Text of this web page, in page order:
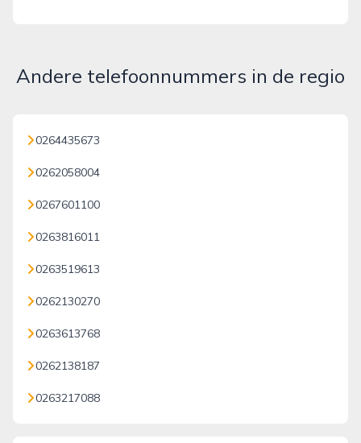
Andere telefoonnummers in de regio
0264435673
0262058004
0267601100
0263816011
0263519613
0262130270
0263613768
0262138187
0263217088